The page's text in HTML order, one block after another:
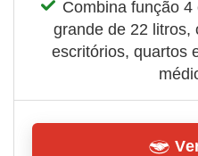
Combina função
grande de 22 litros,
escritórios, quartos